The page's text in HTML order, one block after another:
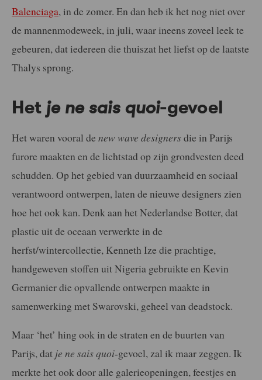
Balenciaga, in de zomer. En dan heb ik het nog niet over
de mannenmodeweek, in juli, waar ineens zoveel leek te
gebeuren, dat iedereen die thuiszat het liefst op de laatste
Thalys sprong.
Het je ne sais quoi-gevoel
Het waren vooral de new wave designersdie in Parijs
furore maakten en de lichtstad op zijn grondvesten deed
schudden. Op het gebied van duurzaamheid en sociaal
verantwoord ontwerpen, laten de nieuwe designers zien
hoe het ook kan. Denk aan het Nederlandse Botter, dat
plastic uit de oceaan verwerkte in de
herfst/wintercollectie, Kenneth Ize die prachtige,
handgeweven stoffen uit Nigeria gebruikte en Kevin
Germanier die opvallende ontwerpen maakte in
samenwerking met Swarovski, geheel van deadstock.
Maar ‘het’ hing ook in de straten en de buurten van
Parijs, dat je ne sais quoi-gevoel, zal ik maar zeggen. Ik
merkte het ook door alle galerieopeningen, feestjes en